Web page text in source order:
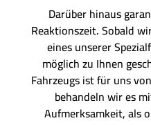
Darüber hinaus
Reaktionszeit. Sobald
eines unserer
möglich zu Ihnen
Fahrzeugs ist für uns
behandeln wir es
Aufmerksamkeit, als